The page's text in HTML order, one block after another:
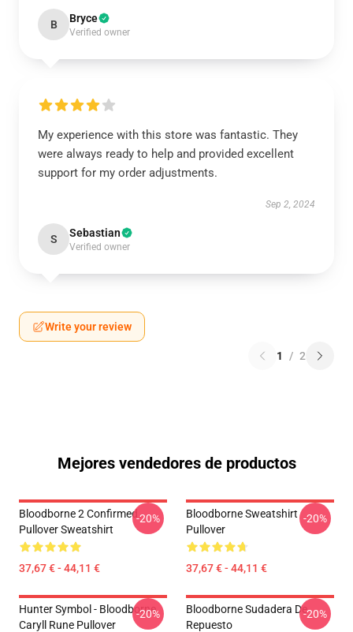
B Bryce
Verified owner
My experience with this store was fantastic. They
were always ready to help and provided excellent
support for my order adjustments.
Sep 2, 2024
S Sebastian
Verified owner
Write your review
1 / 2
Mejores vendedores de productos
Bloodborne 2 Confirmed
Pullover Sweatshirt
37,67 € - 44,11 €
-20%
Bloodborne Sweatshirt
Pullover
37,67 € - 44,11 €
-20%
Hunter Symbol - Bloodborne
Caryll Rune Pullover
-20%
Bloodborne Sudadera De
Repuesto
-20%